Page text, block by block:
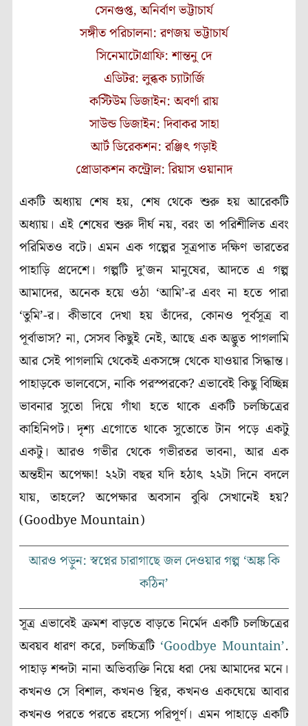
সেনগুপ্ত, অনির্বাণ ভট্টাচার্য
সঙ্গীত পরিচালনা: রণজয় ভট্টাচার্য
সিনেমাটোগ্রাফি: শান্তনু দে
এডিটর: লুব্ধক চ্যাটার্জি
কস্টিউম ডিজাইন: অবর্ণা রায়
সাউন্ড ডিজাইন: দিবাকর সাহা
আর্ট ডিরেকশন: রঞ্জিৎ গড়াই
প্রোডাকশন কন্ট্রোল: রিয়াস ওয়ানাদ
একটি অধ্যায় শেষ হয়, শেষ থেকে শুরু হয় আরেকটি
অধ্যায়। এই শেষের শুরু দীর্ঘ নয়, বরং তা পরিশীলিত এবং
পরিমিতও বটে। এমন এক গল্পের সূত্রপাত দক্ষিণ ভারতের
পাহাড়ি প্রদেশে। গল্পটি দু’জন মানুষের, আদতে এ গল্প
আমাদের, অনেক হয়ে ওঠা ‘আমি’-র এবং না হতে পারা
‘তুমি’-র। কীভাবে দেখা হয় তাঁদের, কোনও পূর্বসূত্র বা
পূর্বাভাস? না, সেসব কিছুই নেই, আছে এক অদ্ভুত পাগলামি
আর সেই পাগলামি থেকেই একসঙ্গে থেকে যাওয়ার সিদ্ধান্ত।
পাহাড়কে ভালবেসে, নাকি পরস্পরকে? এভাবেই কিছু বিচ্ছিন্ন
ভাবনার সুতো দিয়ে গাঁথা হতে থাকে একটি চলচ্চিত্রের
কাহিনিপট। দৃশ্য এগোতে থাকে সুতোতে টান পড়ে একটু
একটু। আরও গভীর থেকে গভীরতর ভাবনা, আর এক
অন্তহীন অপেক্ষা! ২২টা বছর যদি হঠাৎ ২২টা দিনে বদলে
যায়, তাহলে? অপেক্ষার অবসান বুঝি সেখানেই হয়?
(Goodbye Mountain)
আরও পড়ুন: স্বপ্নের চারাগাছে জল দেওয়ার গল্প ‘অঙ্ক কি
কঠিন’
সূত্র এভাবেই ক্রমশ বাড়তে বাড়তে নির্মেদ একটি চলচ্চিত্রের
অবয়ব ধারণ করে, চলচ্চিত্রটি ‘Goodbye Mountain’.
পাহাড় শব্দটা নানা অভিব্যক্তি নিয়ে ধরা দেয় আমাদের মনে।
কখনও সে বিশাল, কখনও স্থির, কখনও একঘেয়ে আবার
কখনও পরতে পরতে রহস্যে পরিপূর্ণ। এমন পাহাড়ে একটি